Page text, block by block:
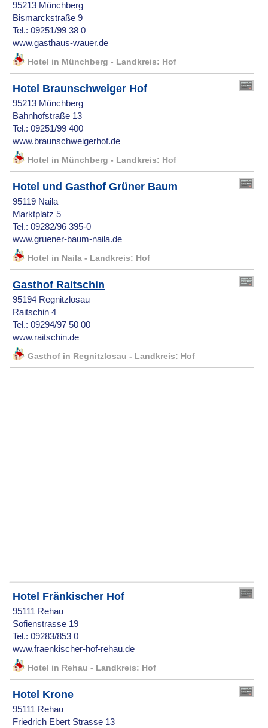
95213 Münchberg
Bismarckstraße 9
Tel.: 09251/99 38 0
www.gasthaus-wauer.de
Hotel in Münchberg - Landkreis: Hof
Hotel Braunschweiger Hof
95213 Münchberg
Bahnhofstraße 13
Tel.: 09251/99 400
www.braunschweigerhof.de
Hotel in Münchberg - Landkreis: Hof
Hotel und Gasthof Grüner Baum
95119 Naila
Marktplatz 5
Tel.: 09282/96 395-0
www.gruener-baum-naila.de
Hotel in Naila - Landkreis: Hof
Gasthof Raitschin
95194 Regnitzlosau
Raitschin 4
Tel.: 09294/97 50 00
www.raitschin.de
Gasthof in Regnitzlosau - Landkreis: Hof
Hotel Fränkischer Hof
95111 Rehau
Sofienstrasse 19
Tel.: 09283/853 0
www.fraenkischer-hof-rehau.de
Hotel in Rehau - Landkreis: Hof
Hotel Krone
95111 Rehau
Friedrich Ebert Strasse 13